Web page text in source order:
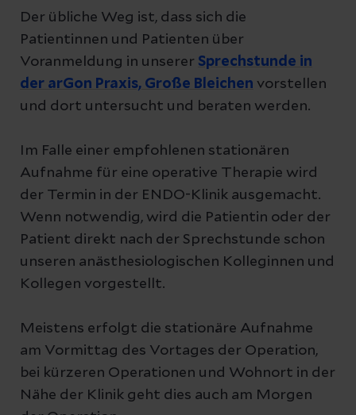
Der übliche Weg ist, dass sich die
Patientinnen und Patienten über
Voranmeldung in unserer Sprechstunde in
der arGon Praxis, Große Bleichen vorstellen
und dort untersucht und beraten werden.
Im Falle einer empfohlenen stationären
Aufnahme für eine operative Therapie wird
der Termin in der ENDO-Klinik ausgemacht.
Wenn notwendig, wird die Patientin oder der
Patient direkt nach der Sprechstunde schon
unseren anästhesiologischen Kolleginnen und
Kollegen vorgestellt.
Meistens erfolgt die stationäre Aufnahme
am Vormittag des Vortages der Operation,
bei kürzeren Operationen und Wohnort in der
Nähe der Klinik geht dies auch am Morgen